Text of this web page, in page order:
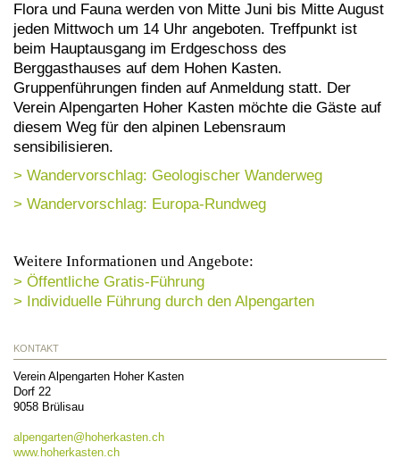
Flora und Fauna werden von Mitte Juni bis Mitte August
jeden Mittwoch um 14 Uhr angeboten. Treffpunkt ist
beim Hauptausgang im Erdgeschoss des
Berggasthauses auf dem Hohen Kasten.
Gruppenführungen finden auf Anmeldung statt. Der
Verein Alpengarten Hoher Kasten möchte die Gäste auf
diesem Weg für den alpinen Lebensraum
sensibilisieren.
> Wandervorschlag: Geologischer Wanderweg
> Wandervorschlag: Europa-Rundweg
Weitere Informationen und Angebote:
> Öffentliche Gratis-Führung
> Individuelle Führung durch den Alpengarten
KONTAKT
Verein Alpengarten Hoher Kasten
Dorf 22
9058 Brülisau
alpengarten@hoherkasten.ch
www.hoherkasten.ch